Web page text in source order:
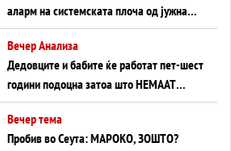
аларм на системската плоча од јужна
Германија до Црното Море...
Вечер Анализа
Дедовците и бабите ќе работат пет-шест
години подоцна затоа што НЕМААТ
ВНУЦИ ДА ГИ ЗАМЕНАТ
Вечер тема
Пробив во Сеута: МАРОКО, ЗОШТО?